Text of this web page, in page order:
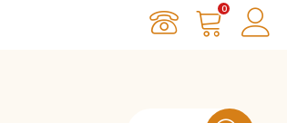
Servizio Clienti
Carrello
0